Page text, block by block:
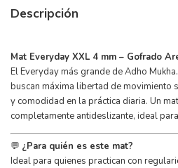
Descripción
Mat Everyday XXL 4 mm – Gofrado
El Everyday más grande de Adho
buscan máxima libertad de movimiento
y comodidad en la práctica diaria. Un
completamente antideslizante, ideal
💬 ¿Para quién es este mat?
Ideal para quienes practican con